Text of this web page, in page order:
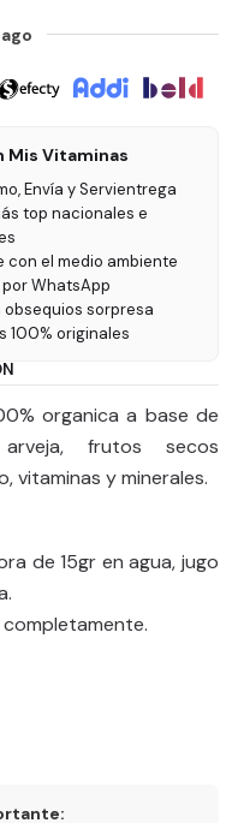
Mis Vitaminas
Envía y Servientrega
top nacionales e
con el medio ambiente
WhatsApp
obsequios sorpresa
100% originales
organica a base de
arveja, frutos secos
vitaminas y minerales.
de 15gr en agua, jugo